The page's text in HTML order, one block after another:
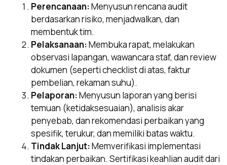
Perencanaan:Menyusun rencana audit
berdasarkan risiko, menjadwalkan, dan
membentuk tim.
Pelaksanaan:Membuka rapat, melakukan
observasi lapangan, wawancara staf, dan review
dokumen (seperti checklist di atas, faktur
pembelian, rekaman suhu).
Pelaporan:Menyusun laporan yang berisi
temuan (ketidaksesuaian), analisis akar
penyebab, dan rekomendasi perbaikan yang
spesifik, terukur, dan memiliki batas waktu.
Tindak Lanjut:Memverifikasi implementasi
tindakan perbaikan. Sertifikasi keahlian audit dari